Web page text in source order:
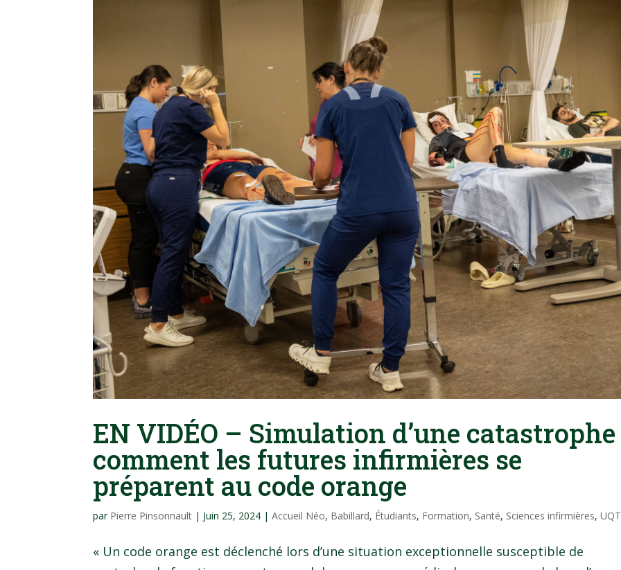
EN VIDÉO – Simulation d’une catastrophe
comment les futures infirmières se
préparent au code orange
par Pierre Pinsonnault | Juin 25, 2024 |Accueil Néo, Babillard, Étudiants, Formation, Santé, Sciences infirmières,
« Un code orange est déclenché lors d’une situation exceptionnelle susceptible de